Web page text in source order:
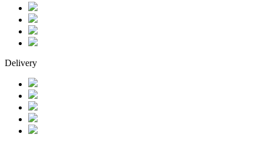
Delivery